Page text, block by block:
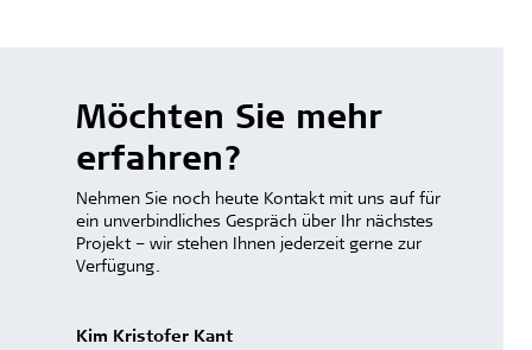
Möchten Sie mehr
erfahren?
Nehmen Sie noch heute Kontakt mit uns auf für
ein unverbindliches Gespräch über Ihr nächstes
Projekt – wir stehen Ihnen jederzeit gerne zur
Verfügung.
Kim Kristofer Kant